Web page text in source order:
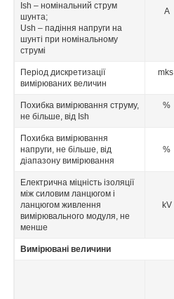
Ish – номінальний струм
шунта;
Ush – падіння напруги на
шунті при номінальному
струмі
А
Період дискретизації
вимірюваних величин
mks
Похибка вимірювання струму,
не більше, від Ish
%
Похибка вимірювання
напруги, не більше, від
діапазону вимірювання
%
Електрична міцність ізоляції
між силовим ланцюгом і
ланцюгом живлення
вимірювального модуля, не
менше
kV
Вимірювані величини